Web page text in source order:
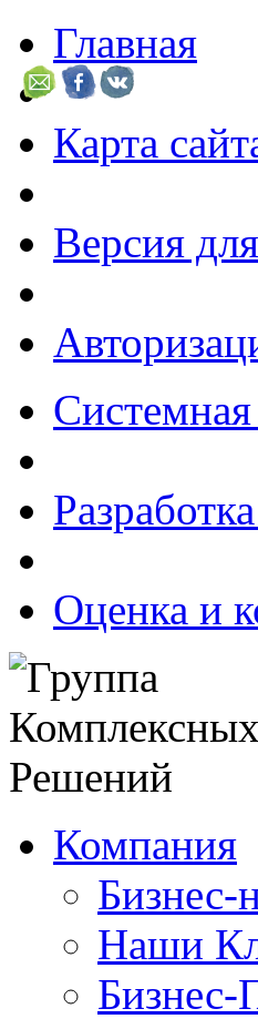
Главная
Карта
Версия
Оценка и
Компания
Бизнес-
Наши
Бизнес-